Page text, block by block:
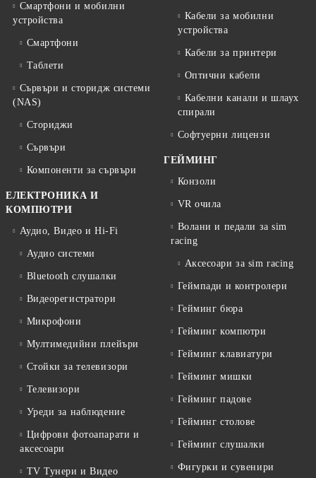
Смартфони и мобилни
устройства
Смартфони
Таблети
Сървъри и сторидж системи
(NAS)
Сториджи
Сървъри
Компоненти за сървъри
ЕЛЕКТРОНИКА И
КОМПЮТРИ
Аудио, Видео и Hi-Fi
Аудио системи
Bluetooth слушалки
Видеорегистратори
Микрофони
Мултимедийни плейъри
Стойки за телевизори
Телевизори
Уреди за наблюдение
Цифрови фотоапарати и
аксесоари
TV Тунери и Видео
Кабели за мобилни
устройства
Кабели за принтери
Оптични кабели
Кабелни канали и шлаух
спирали
Софтуерни лицензи
ГЕЙМИНГ
Конзоли
VR очила
Волани и педали за sim
racing
Аксесоари за sim racing
Геймпади и контролери
Гейминг бюра
Гейминг компютри
Гейминг клавиатури
Гейминг мишки
Гейминг падове
Гейминг столове
Гейминг слушалки
Фигурки и сувенири